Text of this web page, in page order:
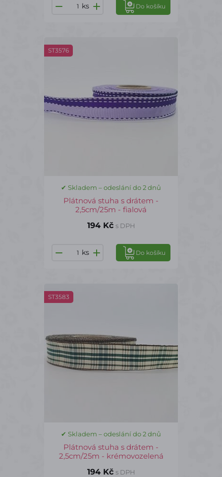
ks Do košíku
ST3576
✔ Skladem – odeslání do 2 dnů
Plátnová stuha s drátem -
2,5cm/25m - fialová
194 Kč s DPH
ks Do košíku
ST3583
✔ Skladem – odeslání do 2 dnů
Plátnová stuha s drátem -
2,5cm/25m - krémovozelená
194 Kč s DPH